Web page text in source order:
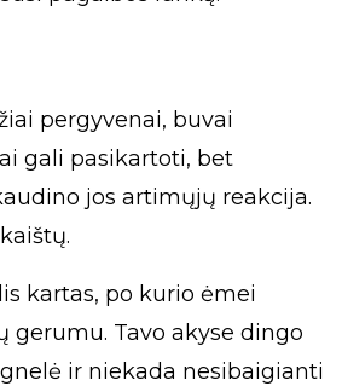
pergyvenai, buvai
gali pasikartoti, bet
jos artimųjų reakcija.
kartas, po kurio ėmei
gerumu. Tavo akyse dingo
ir niekada nesibaigianti